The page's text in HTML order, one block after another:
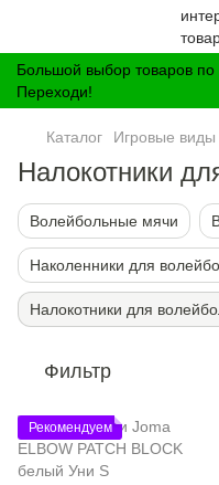
Большой выбор товаров по
Переходи!
Каталог Игровые виды
Налокотники
Волейбольные мячи
Наколенники для
Налокотники для
Фильтр
Рекомендуем